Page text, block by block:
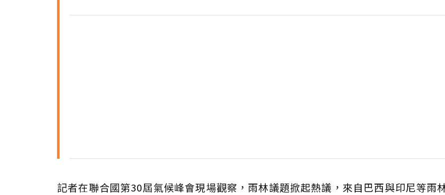
記者在聯合國第30屆氣候峰會現場觀察，雨林議題掀起熱議，來自巴西與印尼等雨